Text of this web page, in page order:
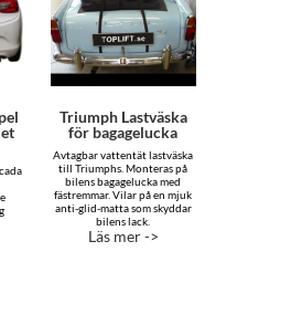
Triumph Lastväska
för bagagelucka
Avtagbar vattentät lastväska
till Triumphs. Monteras på
bilens bagagelucka med
fästremmar. Vilar på en mjuk
anti-glid-matta som skyddar
bilens lack.
Läs mer ->